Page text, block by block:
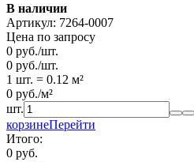
В наличии
Артикул: 7264-0007
Цена по запросу
0 руб./шт.
0 руб./шт.
1 шт. = 0.12 м²
0 руб./м²
шт.
корзинеПерейти
Итого:
0 руб.